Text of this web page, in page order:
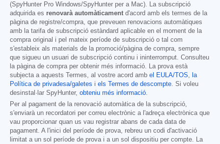
(SpyHunter Pro Windows/SpyHunter per a Mac). La subscripció
adquirida es renovarà automàticament d'acord amb els termes de la
pàgina de registre/compra, que preveuen renovacions automàtiques
amb la tarifa de subscripció estàndard aplicable en el moment de la
compra original i pel mateix període de subscripció o tal com
s'estableix als materials de la promoció/pàgina de compra, sempre
que sigueu un usuari de subscripció continu i ininterromput. Consulteu
la pàgina de compra per obtenir més informació. La prova està
subjecta a aquests Termes, al vostre acord amb el EULA/TOS, la
Política de privadesa/galetes i els Termes de descompte. Si voleu
desinstal·lar SpyHunter, obteniu més informació.
Per al pagament de la renovació automàtica de la subscripció,
s'enviarà un recordatori per correu electrònic a l'adreça electrònica que
vau proporcionar quan us vau registrar abans de cada data de
pagament. A l'inici del període de prova, rebreu un codi d'activació
limitat a un sol període de prova i a un sol dispositiu per compte. La